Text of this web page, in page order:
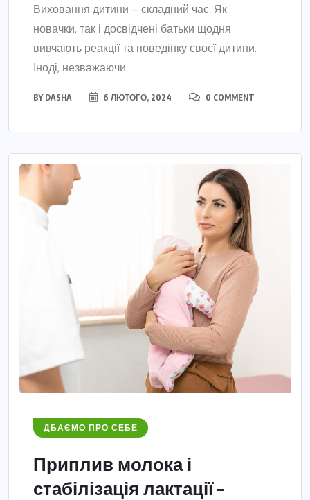
Виховання дитини – складний час. Як
новачки, так і досвідчені батьки щодня
вивчають реакції та поведінку своєї дитини.
Іноді, незважаючи...
BY DASHA 6 ЛЮТОГО, 2024 0 COMMENT
ДБАЄМО ПРО СЕБЕ
Приплив молока і
стабілізація лактації –